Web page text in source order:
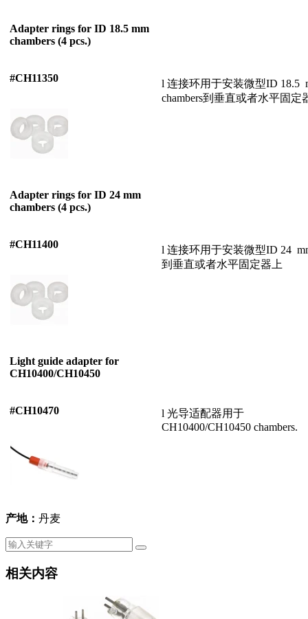
Adapter rings for ID 18.5 mm
chambers (4 pcs.)
#CH11350
l 连接环用于安装微型ID 18.5
chambers到垂直或者水平固定
Adapter rings for ID 24 mm
chambers (4 pcs.)
#CH11400
l 连接环用于安装微型ID 24
到垂直或者水平固定器上
Light guide adapter for
CH10400/CH10450
#CH10470
l 光导适配器用于
CH10400/CH10450 chambers.
产地： 丹麦
相关内容